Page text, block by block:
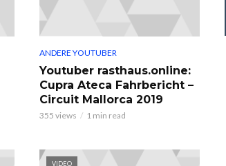
ANDERE YOUTUBER
Youtuber rasthaus.online:
Cupra Ateca Fahrbericht –
Circuit Mallorca 2019
355 views 1 min read
VIDEO